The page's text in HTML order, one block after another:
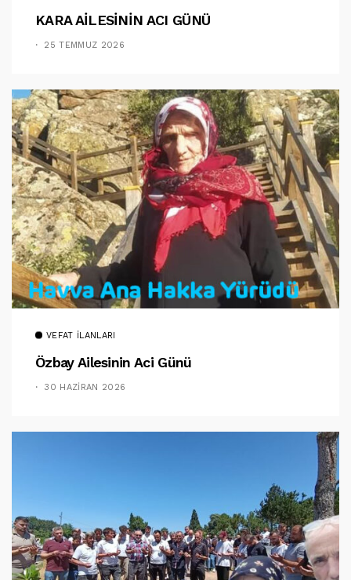
KARA AİLESİNİN ACI GÜNÜ
25 TEMMUZ 2026
VEFAT İLANLARI
Özbay Ailesinin Aci Günü
30 HAZIRAN 2026